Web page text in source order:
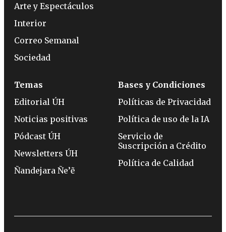
Arte y Espectáculos
Interior
Correo Semanal
Sociedad
Temas
Editorial ÚH
Noticias positivas
Pódcast ÚH
Newsletters ÚH
Ñandejara Ñe’ẽ
Bases y Condiciones
Políticas de Privacidad
Política de uso de la IA
Servicio de
Suscripción a Crédito
Política de Calidad